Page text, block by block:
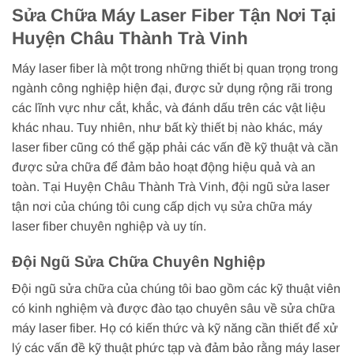
Sửa Chữa Máy Laser Fiber Tận Nơi Tại
Huyện Châu Thành Trà Vinh
Máy laser fiber là một trong những thiết bị quan trọng trong
ngành công nghiệp hiện đại, được sử dụng rộng rãi trong
các lĩnh vực như cắt, khắc, và đánh dấu trên các vật liệu
khác nhau. Tuy nhiên, như bất kỳ thiết bị nào khác, máy
laser fiber cũng có thể gặp phải các vấn đề kỹ thuật và cần
được sửa chữa để đảm bảo hoạt động hiệu quả và an
toàn. Tại Huyện Châu Thành Trà Vinh, đội ngũ sửa laser
tận nơi của chúng tôi cung cấp dịch vụ sửa chữa máy
laser fiber chuyên nghiệp và uy tín.
Đội Ngũ Sửa Chữa Chuyên Nghiệp
Đội ngũ sửa chữa của chúng tôi bao gồm các kỹ thuật viên
có kinh nghiệm và được đào tạo chuyên sâu về sửa chữa
máy laser fiber. Họ có kiến thức và kỹ năng cần thiết để xử
lý các vấn đề kỹ thuật phức tạp và đảm bảo rằng máy laser